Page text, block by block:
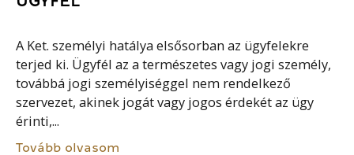
A Ket. személyi hatálya elsősorban az ügyfelekre
terjed ki. Ügyfél az a természetes vagy jogi személy,
továbbá jogi személyiséggel nem rendelkező
szervezet, akinek jogát vagy jogos érdekét az ügy
érinti,...
Tovább olvasom